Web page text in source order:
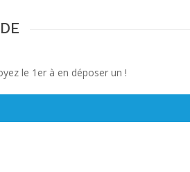
le 1er à en déposer un !